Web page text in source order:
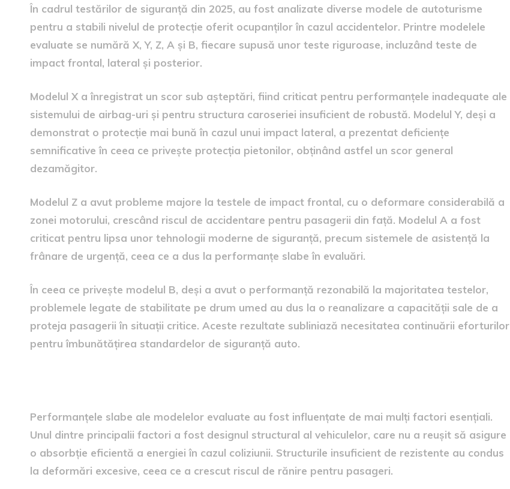
În cadrul testărilor de siguranță din 2025, au fost analizate diverse modele de autoturisme
pentru a stabili nivelul de protecție oferit ocupanților în cazul accidentelor. Printre modelele
evaluate se numără X, Y, Z, A și B, fiecare supusă unor teste riguroase, incluzând teste de
impact frontal, lateral și posterior.
Modelul X a înregistrat un scor sub așteptări, fiind criticat pentru performanțele inadequate ale
sistemului de airbag-uri și pentru structura caroseriei insuficient de robustă. Modelul Y, deși a
demonstrat o protecție mai bună în cazul unui impact lateral, a prezentat deficiențe
semnificative în ceea ce privește protecția pietonilor, obținând astfel un scor general
dezamăgitor.
Modelul Z a avut probleme majore la testele de impact frontal, cu o deformare considerabilă a
zonei motorului, crescând riscul de accidentare pentru pasagerii din față. Modelul A a fost
criticat pentru lipsa unor tehnologii moderne de siguranță, precum sistemele de asistență la
frânare de urgență, ceea ce a dus la performanțe slabe în evaluări.
În ceea ce privește modelul B, deși a avut o performanță rezonabilă la majoritatea testelor,
problemele legate de stabilitate pe drum umed au dus la o reanalizare a capacității sale de a
proteja pasagerii în situații critice. Aceste rezultate subliniază necesitatea continuării eforturilor
pentru îmbunătățirea standardelor de siguranță auto.
Performanțele slabe ale modelelor evaluate au fost influențate de mai mulți factori esențiali.
Unul dintre principalii factori a fost designul structural al vehiculelor, care nu a reușit să asigure
o absorbție eficientă a energiei în cazul coliziunii. Structurile insuficient de rezistente au condus
la deformări excesive, ceea ce a crescut riscul de rănire pentru pasageri.